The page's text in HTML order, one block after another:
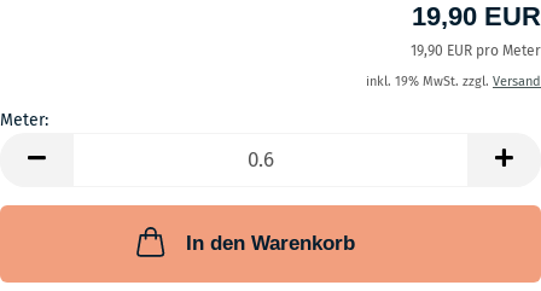
19,90 EUR
19,90 EUR pro Meter
inkl. 19% MwSt. zzgl. Versand
Meter:
In den Warenkorb